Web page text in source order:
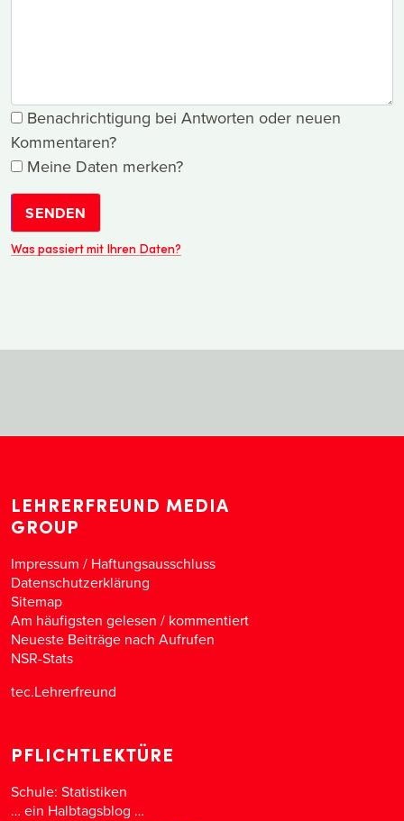
Benachrichtigung bei Antworten oder neuen
Kommentaren?
Meine Daten merken?
SENDEN
Was passiert mit Ihren Daten?
LEHRERFREUND MEDIA
GROUP
Impressum / Haftungsausschluss
Datenschutzerklärung
Sitemap
Am häufigsten gelesen / kommentiert
Neueste Beiträge nach Aufrufen
NSR-Stats
tec.Lehrerfreund
PFLICHTLEKTÜRE
Schule: Statistiken
… ein Halbtagsblog …